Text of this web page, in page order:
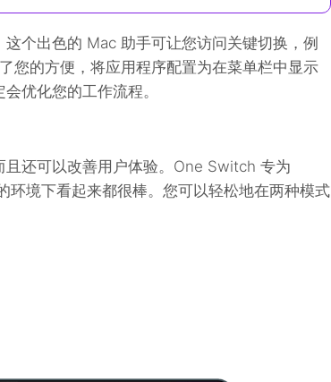
个出色的 Mac 助手可让您访问关键切换，例
您的方便，将应用程序配置为在菜单栏中显示
优化您的工作流程。
还可以改善用户体验。One Switch 专为
环境下看起来都很棒。您可以轻松地在两种模式